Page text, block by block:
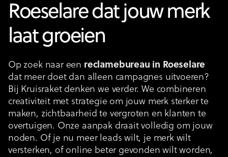
Roeselare dat jouw merk
laat groeien
Op zoek naar een reclamebureau in Roeselare
dat meer doet dan alleen campagnes uitvoeren?
Bij Kruisraket denken we verder. We combineren
creativiteit met strategie om jouw merk sterker te
maken, zichtbaarheid te vergroten en klanten te
overtuigen. Onze aanpak draait volledig om jouw
noden. Of je nu meer leads wilt, je merk wilt
versterken, of online beter gevonden wilt worden,